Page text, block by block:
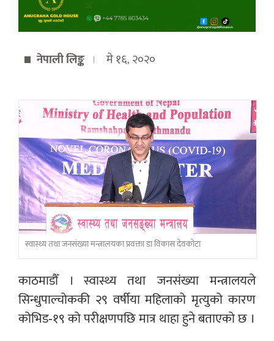
नेपाली लिङ्क मे १६, २०२०
स्वास्थ्य तथा जनसंख्या मन्त्रालयका प्रवक्ता डा विकास देवकोटा
काठमाडौँ । स्वास्थ्य तथा जनसंख्या मन्त्रालयले
सिन्धुपाल्चोककी २९ वर्षीया महिलाको मृत्युको कारण
कोभिड-१९ को परीक्षणपछि मात्र थाहा हुने बताएको छ ।